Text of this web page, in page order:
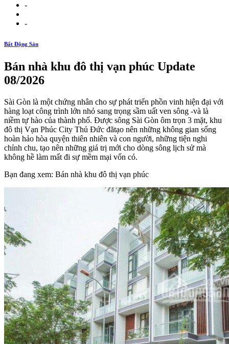
-
-
Bất Động Sản
Bán nhà khu đô thị vạn phúc Update
08/2026
Sài Gòn là một chứng nhân cho sự phát triển phồn vinh hiện đại với
hàng loạt công trình lớn nhỏ sang trọng sầm uất ven sông -và là
niềm tự hào của thành phố. Được sông Sài Gòn ôm trọn 3 mặt, khu
đô thị Vạn Phúc City Thủ Đức đãtạo nên những không gian sống
hoàn hảo hòa quyện thiên nhiên và con người, những tiện nghi
chỉnh chu, tạo nên những giá trị mới cho dòng sông lịch sử mà
không hề làm mất đi sự mềm mại vốn có.
Bạn đang xem: Bán nhà khu đô thị vạn phúc